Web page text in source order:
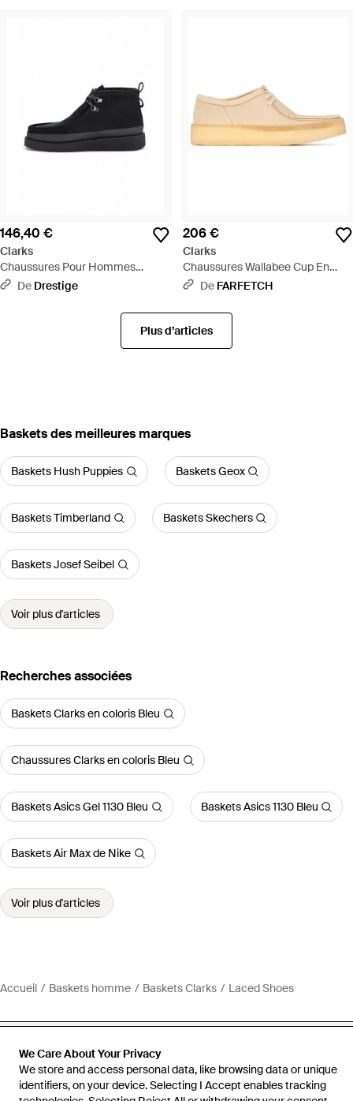
We Care About Your Privacy
We store and access personal data, like browsing data or unique
identifiers, on your device. Selecting I Accept enables tracking
146,40 €
Clarks
Chaussures Pour Hommes
26183461 Daim Noir - Noir
De Drestige
206 €
Clarks
Chaussures Wallabee Cup En
Daim - Neutre
De FARFETCH
Plus d’articles
‪Baskets‬ des meilleures marques
Baskets Hush Puppies Baskets Geox
Baskets Timberland Baskets Skechers
Baskets Josef Seibel
Voir plus d'articles
Recherches associées
Baskets Clarks en coloris Bleu
Chaussures Clarks en coloris Bleu
Baskets Asics Gel 1130 Bleu Baskets Asics 1130 Bleu
Baskets Air Max de Nike
Voir plus d'articles
Accueil Baskets homme Baskets Clarks Laced Shoes
Aide et infos